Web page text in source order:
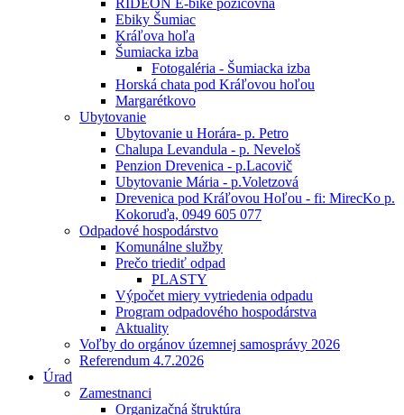
RIDEON E-bike požičovňa
Ebiky Šumiac
Kráľova hoľa
Šumiacka izba
Fotogaléria - Šumiacka izba
Horská chata pod Kráľovou hoľou
Margarétkovo
Ubytovanie
Ubytovanie u Horára- p. Petro
Chalupa Levandula - p. Neveloš
Penzion Drevenica - p.Lacovič
Ubytovanie Mária - p.Voletzová
Drevenica pod Kráľovou Hoľou - fi: MirecKo p.
Kokoruďa, 0949 605 077
Odpadové hospodárstvo
Komunálne služby
Prečo triediť odpad
PLASTY
Výpočet miery vytriedenia odpadu
Program odpadového hospodárstva
Aktuality
Voľby do orgánov územnej samosprávy 2026
Referendum 4.7.2026
Úrad
Zamestnanci
Organizačná štruktúra